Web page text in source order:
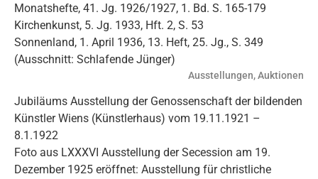
Monatshefte, 41. Jg. 1926/1927, 1. Bd. S. 165-179
Kirchenkunst, 5. Jg. 1933, Hft. 2, S. 53
Sonnenland, 1. April 1936, 13. Heft, 25. Jg., S. 349
(Ausschnitt: Schlafende Jünger)
Ausstellungen, Auktionen
Jubiläums Ausstellung der Genossenschaft der bildenden
Künstler Wiens (Künstlerhaus) vom 19.11.1921 –
8.1.1922
Foto aus LXXXVI Ausstellung der Secession am 19.
Dezember 1925 eröffnet: Ausstellung für christliche